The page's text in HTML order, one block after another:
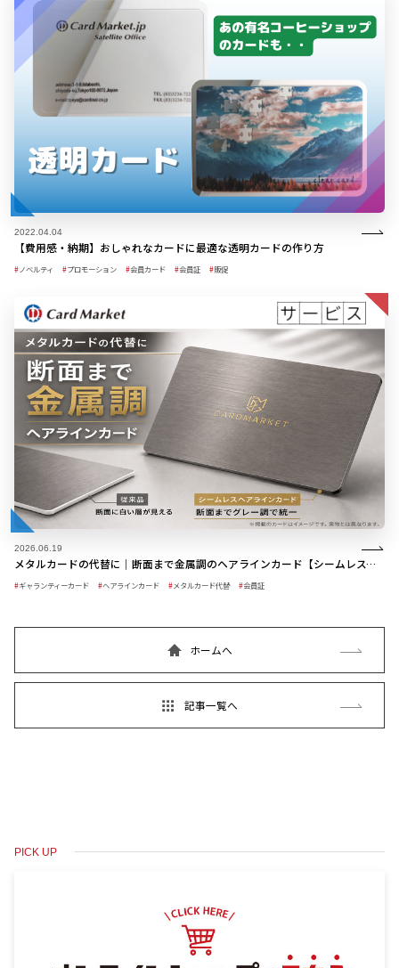
2022.04.04
【費用感・納期】おしゃれなカードに最適な透明カードの作り方
ノベルティ プロモーション 会員カード 会員証 販促
2026.06.19
メタルカードの代替に｜断面まで金属調のヘアラインカード【シームレスヘアラインカード】
ギャランティーカード ヘアラインカード メタルカード代替 会員証
ホームへ
記事一覧へ
PICK UP